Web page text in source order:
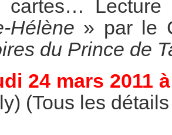
cartes…
Hélène » par le
du Prince de
24 mars 2011
(Tous les